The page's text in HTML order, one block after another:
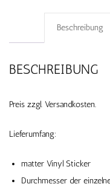
Beschreibung
BESCHREIBUNG
Preis zzgl. Versandkosten.
Lieferumfang:
matter Vinyl Sticker
Durchmesser der